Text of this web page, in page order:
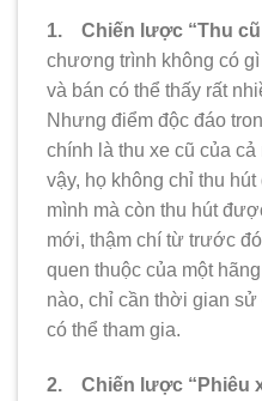
1. Chiến lược “Thu cũ
chương trình không có
và bán có thể thấy rất
Nhưng điểm độc đáo
chính là thu xe cũ của
vậy, họ không chỉ thu
mình mà còn thu hút
mới, thậm chí từ trước
quen thuộc của một
nào, chỉ cần thời gian
có thể tham gia.
2. Chiến lược “Phiêu